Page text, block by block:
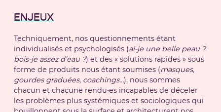
ENJEUX
Techniquement, nos questionnements étant
individualisés et psychologisés (ai-je une belle peau ?
bois-je assez d’eau ?) et des « solutions rapides » sous
forme de produits nous étant soumises (masques,
gourdes graduées, coachings…), nous sommes
chacun et chacune rendu·es incapables de déceler
les problèmes plus systémiques et sociologiques qui